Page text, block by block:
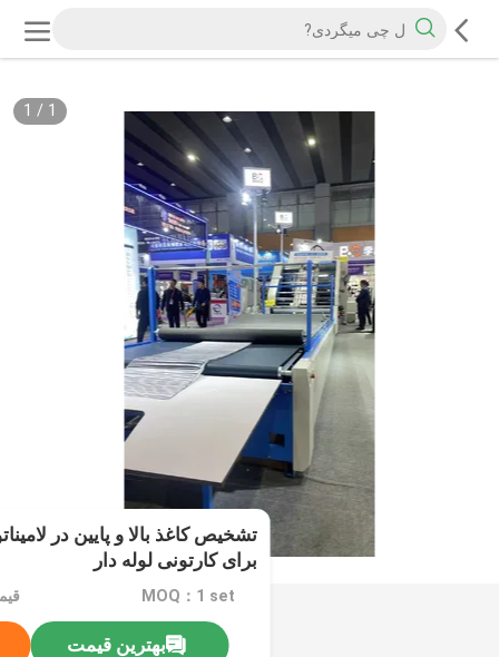
1
/
1
تشخیص کاغذ بالا و پایین در
برای کارتونی لوله دار
MOQ：1 set
بهترین قیمت